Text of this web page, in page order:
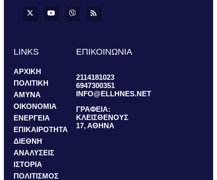
LINKS
ΑΡΧΙΚΗ
ΠΟΛΙΤΙΚΗ
ΑΜΥΝΑ
ΟΙΚΟΝΟΜΙΑ
ΕΝΕΡΓΕΙΑ
ΕΠΙΚΑΙΡΟΤΗΤΑ
ΔΙΕΘΝΗ
ΑΝΑΛΥΣΕΙΣ
ΙΣΤΟΡΙΑ
ΠΟΛΙΤΙΣΜΟΣ
ΕΠΙΚΟΙΝΩΝΙΑ
2114181023
6947300351
INFO@ELLHNES.NET
ΓΡΑΦΕΙΑ:
ΚΛΕΙΣΘΕΝΟΥΣ
17, ΑΘΗΝΑ